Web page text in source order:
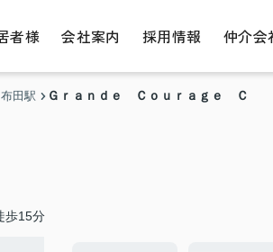
者様 会社案内 採用情報 仲介会
布田駅 Ｇｒａｎｄｅ Ｃｏｕｒａｇｅ Ｃ
歩15分